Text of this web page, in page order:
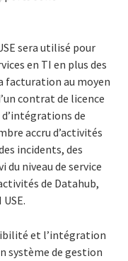
sera utilisé pour
en TI en plus des
facturation au moyen
contrat de licence
de
accru d’activités
incidents, des
niveau de service
de Datahub,
et l’intégration
système de gestion